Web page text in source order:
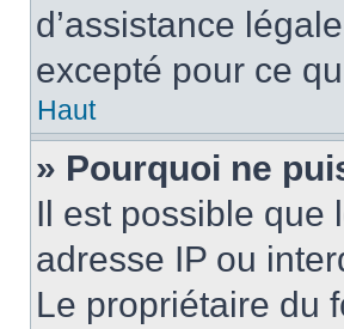
d’assistance
excepté pour ce
Haut
» Pourquoi ne
Il est possible que
adresse IP ou
Le propriétaire du